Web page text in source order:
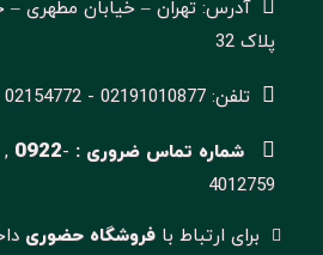
آدرس: تهران – خیابان مطهری –
پلاک 32
تلفن: 02191010877 - 02154772
شماره تماس ضروری : 0922-
4012759
برای ارتباط با فروشگاه حضوری